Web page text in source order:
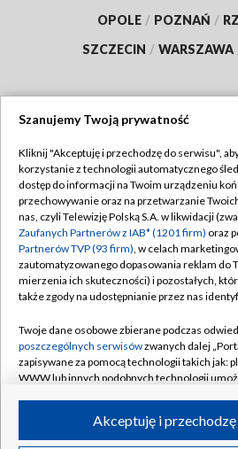
OPOLE / POZNAŃ /
SZCZECIN / WARSZAWA
TVP
Abonament TVP
Emisja w TVP
Centrum informacji TVP
Naziemna Telewizja Cyfrowa
Rada Programowa
System NOS
Informacje o nadawcy
Program dla prasy
Regulamin
Polityka
Moje
Pomoc
Kontakt
Kanały
Szanujemy Twoją prywatność
Kliknij "Akceptuję i przechodzę do serwisu",
korzystanie z technologii automatycznego
dostęp do informacji na Twoim urządzeniu
przechowywanie oraz na przetwarzanie
nas, czyli Telewizję Polską S.A. w likwidacji
Zaufanych Partnerów z IAB* (1201 firm) oraz
Partnerów TVP (93 firm), w celach
zautomatyzowanego dopasowania reklam do
mierzenia ich skuteczności) i pozostałych,
także zgody na udostępnianie przez nas
Twoje dane osobowe zbierane podczas
poszczególnych serwisówzwanych dalej
zapisywane za pomocą technologii takich jak:
WWW lub innych podobnych technologii
ruchu w Internecie.Akceptuję i